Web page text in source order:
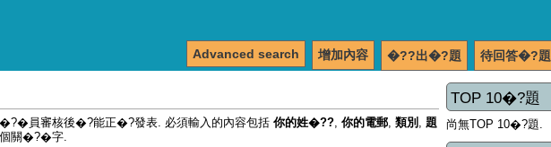
待回答�?題
�??出�?題
增加內容
Advanced search
TOP 10�?題
尚無TOP 10�?題.
員審核後�?能正�?發表. 必須輸入的內容包括 你的姓�?? 你的電郵 類別
題
關�?�字.